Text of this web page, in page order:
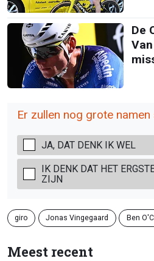
De
Er zullen nog grote namen
JA, DAT DENK IK WEL
IK DENK DAT HET
ZIJN
giro Jonas Vingegaard Ben
Meest recent